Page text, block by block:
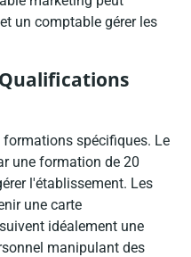
un comptable gérer les
spécifiques. Le
une formation de 20
l'établissement. Les
une carte
idéalement une
manipulant des